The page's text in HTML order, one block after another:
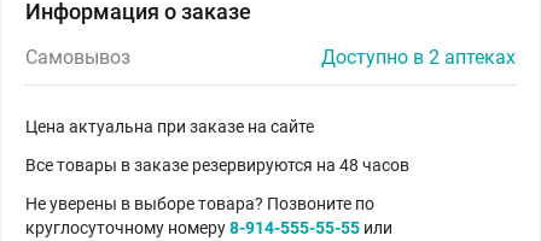
Информация о заказе
Самовывоз Доступно в 2 аптеках
Цена актуальна при заказе на сайте
Все товары в заказе резервируются на 48 часов
Не уверены в выборе товара? Позвоните по
круглосуточному номеру8-914-555-55-55 или